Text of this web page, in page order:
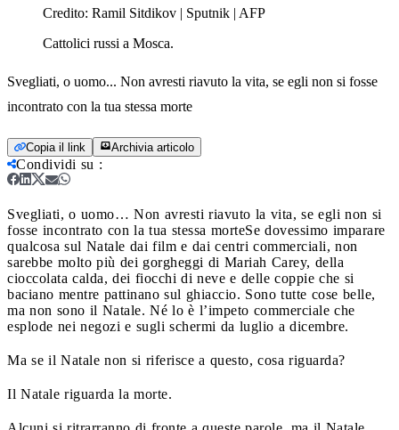
Credito: Ramil Sitdikov | Sputnik | AFP
Cattolici russi a Mosca.
Svegliati, o uomo... Non avresti riavuto la vita, se egli non si fosse
incontrato con la tua stessa morte
Copia il link Archivia articolo
Condividi su :
Svegliati, o uomo… Non avresti riavuto la vita, se egli non si
fosse incontrato con la tua stessa morteSe dovessimo imparare
qualcosa sul Natale dai film e dai centri commerciali, non
sarebbe molto più dei gorgheggi di Mariah Carey, della
cioccolata calda, dei fiocchi di neve e delle coppie che si
baciano mentre pattinano sul ghiaccio. Sono tutte cose belle,
ma non sono il Natale. Né lo è l’impeto commerciale che
esplode nei negozi e sugli schermi da luglio a dicembre.
Ma se il Natale non si riferisce a questo, cosa riguarda?
Il Natale riguarda la morte.